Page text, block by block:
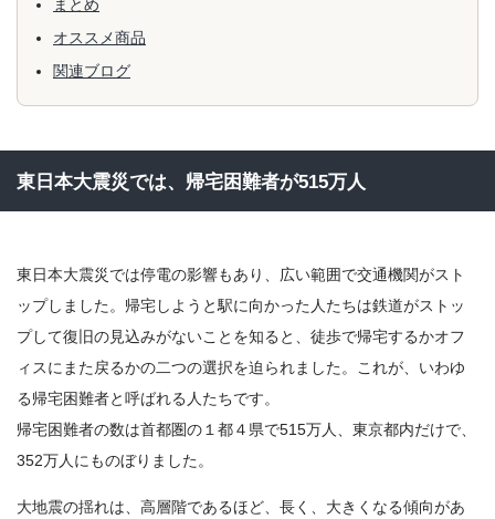
まとめ
オススメ商品
関連ブログ
東日本大震災では、帰宅困難者が515万人
東日本大震災では停電の影響もあり、広い範囲で交通機関がスト
ップしました。帰宅しようと駅に向かった人たちは鉄道がストッ
プして復旧の見込みがないことを知ると、徒歩で帰宅するかオフ
ィスにまた戻るかの二つの選択を迫られました。これが、いわゆ
る帰宅困難者と呼ばれる人たちです。
帰宅困難者の数は首都圏の１都４県で515万人、東京都内だけで、
352万人にものぼりました。
大地震の揺れは、高層階であるほど、長く、大きくなる傾向があ